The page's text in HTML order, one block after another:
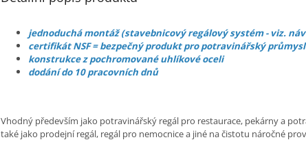
jednoduchá montáž (stavebnicový regálový systém - viz.
certifikát NSF = bezpečný produkt pro potravinářský průmysl
konstrukce z pochromované uhlíkové oceli
dodání do 10 pracovních dnů
Vhodný především jako potravinářský regál pro restaurace, pekárny a
také jako prodejní regál, regál pro nemocnice a jiné na čistotu náročné